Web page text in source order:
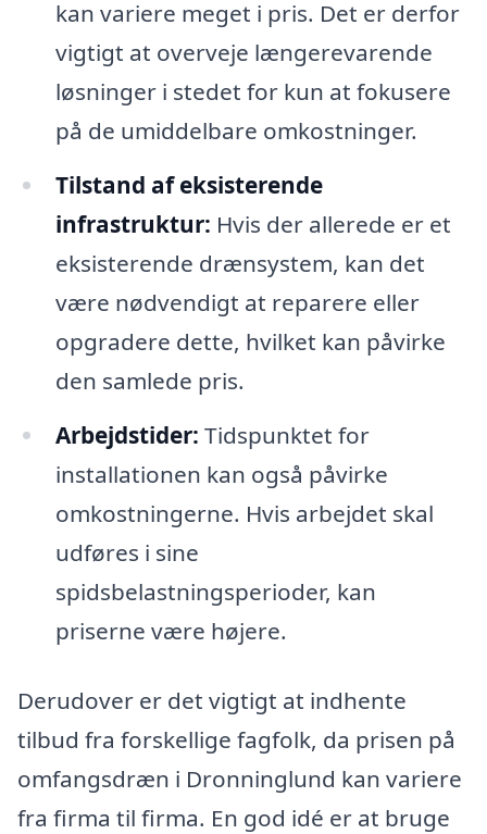
kan variere meget i pris. Det er derfor
vigtigt at overveje længerevarende
løsninger i stedet for kun at fokusere
på de umiddelbare omkostninger.
Tilstand af eksisterende
infrastruktur: Hvis der allerede er et
eksisterende drænsystem, kan det
være nødvendigt at reparere eller
opgradere dette, hvilket kan påvirke
den samlede pris.
Arbejdstider: Tidspunktet for
installationen kan også påvirke
omkostningerne. Hvis arbejdet skal
udføres i sine
spidsbelastningsperioder, kan
priserne være højere.
Derudover er det vigtigt at indhente
tilbud fra forskellige fagfolk, da prisen på
omfangsdræn i Dronninglund kan variere
fra firma til firma. En god idé er at bruge